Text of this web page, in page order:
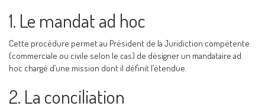
1. Le mandat ad hoc
Cette procédure permet au Président de la Juridiction compétente
(commerciale ou civile selon le cas) de désigner un mandataire ad
hoc chargé d’une mission dont il définit l’étendue.
2. La conciliation